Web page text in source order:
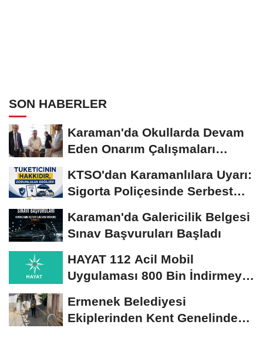
SON HABERLER
Karaman'da Okullarda Devam
Eden Onarım Çalışmaları
KTSO'dan Karamanlılara Uyarı:
Sigorta Poliçesinde Serbest
Karaman'da Galericilik Belgesi
Sınav Başvuruları Başladı
HAYAT 112 Acil Mobil
Uygulaması 800 Bin İndirmeyi
Ermenek Belediyesi
Ekiplerinden Kent Genelinde